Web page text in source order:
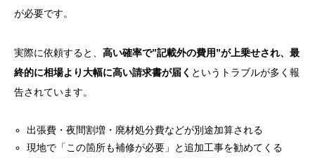
が必要です。
実際に依頼すると、 高い確率で”記載外の費用”が上乗せされ、最
終的に相場より大幅に高い請求書が届く というトラブルが多く報
告されています。
出張費・夜間割増・廃材処分費などが別途加算される
現地で「この箇所も補修が必要」と追加工事を勧めてくる